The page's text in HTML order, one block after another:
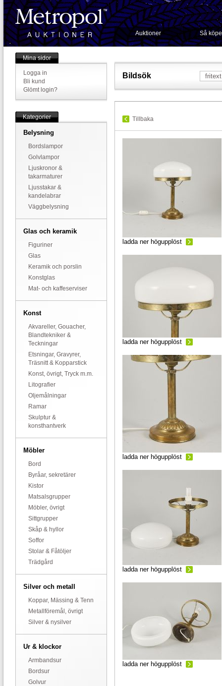
Auktioner Så
Mina sidor
Logga in
Bli kund
Glömt login?
Kategorier
Belysning
Bordslampor
Golvlampor
Ljuskronor &
takarmaturer
Ljusstakar &
kandelabrar
Väggbelysning
Glas och keramik
Figuriner
Glas
Keramik och porslin
Konstglas
Mat- och kaffeserviser
Konst
Akvareller, Gouacher,
Blandtekniker &
Teckningar
Etsningar, Gravyrer,
Träsnitt & Kopparstick
Konst, övrigt, Tryck m.m.
Litografier
Oljemålningar
Ramar
Skulptur &
konsthantverk
Möbler
Bord
Byråar, sekretärer
Kistor
Matsalsgrupper
Möbler, övrigt
Sittgrupper
Skåp & hyllor
Soffor
Stolar & Fåtöljer
Trädgård
Silver och metall
Koppar, Mässing & Tenn
Metallföremål, övrigt
Silver & nysilver
Ur & klockor
Armbandsur
Bordsur
Golvur
Bildsök
Tillbaka
ladda ner högupplöst
ladda ner högupplöst
ladda ner högupplöst
ladda ner högupplöst
ladda ner högupplöst